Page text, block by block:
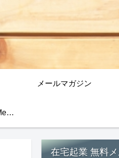
メールマガジン
Hide Ads for Premium Members
在宅起業 無料